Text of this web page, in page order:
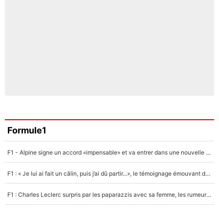
Formule1
F1 - Alpine signe un accord «impensable» et va entrer dans une nouvelle dimension : Grande nouvelle pour Pierre Gasly !
F1 : « Je lui ai fait un câlin, puis j’ai dû partir...», le témoignage émouvant de Max Verstappen sur sa fille
F1 : Charles Leclerc surpris par les paparazzis avec sa femme, les rumeurs étaient vraies !